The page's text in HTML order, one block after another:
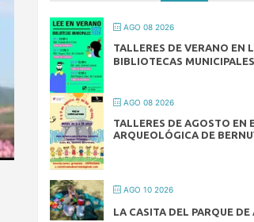
AGO 08 2026
TALLERES DE VERANO EN
BIBLIOTECAS MUNICIPALES
AGO 08 2026
TALLERES DE AGOSTO EN
ARQUEOLÓGICA DE
AGO 10 2026
LA CASITA DEL PARQUE DE